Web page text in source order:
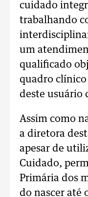
cuidado
trabalhando
um
qualificado
quadro
deste usuário
Assim como
a diretora
apesar de
Cuidado,
Primária dos
do nascer até